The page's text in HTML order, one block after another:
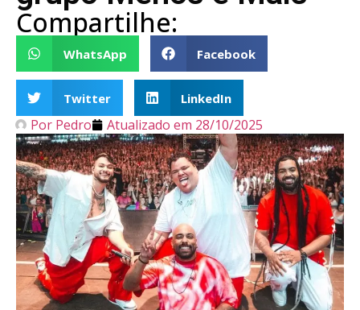
Compartilhe:
WhatsApp Facebook
Twitter LinkedIn
Por Pedro Atualizado em 28/10/2025